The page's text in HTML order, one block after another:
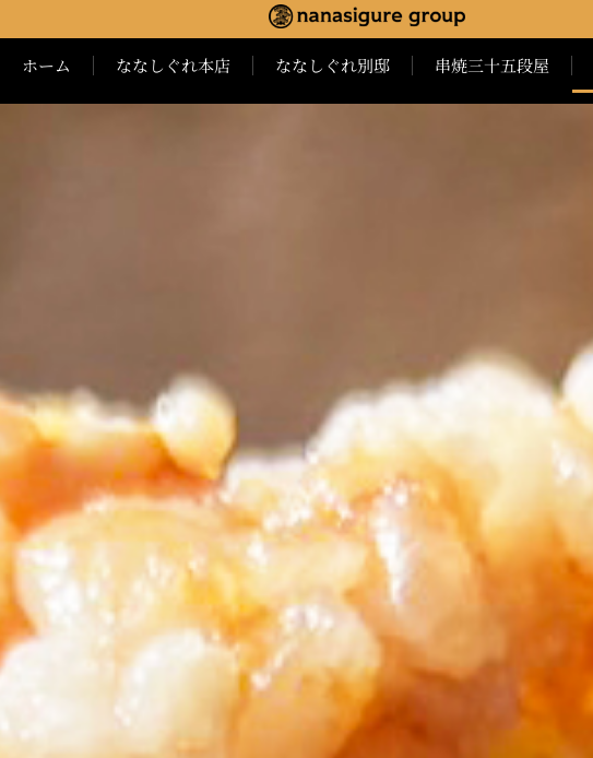
容
ス
ホーム ななしぐれ本店 ななしぐれ別邸 串焼三十五段屋